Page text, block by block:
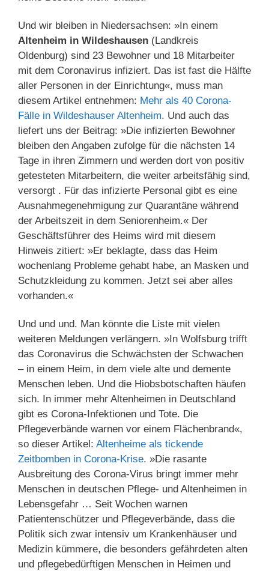
Und wir bleiben in Niedersachsen: »In einem
Altenheim in Wildeshausen (Landkreis
Oldenburg) sind 23 Bewohner und 18 Mitarbeiter
mit dem Coronavirus infiziert. Das ist fast die Hälfte
aller Personen in der Einrichtung«, muss man
diesem Artikel entnehmen: Mehr als 40 Corona-
Fälle in Wildeshauser Altenheim. Und auch das
liefert uns der Beitrag: »Die infizierten Bewohner
bleiben den Angaben zufolge für die nächsten 14
Tage in ihren Zimmern und werden dort von positiv
getesteten Mitarbeitern, die weiter arbeitsfähig sind,
versorgt . Für das infizierte Personal gibt es eine
Ausnahmegenehmigung zur Quarantäne während
der Arbeitszeit in dem Seniorenheim.« Der
Geschäftsführer des Heims wird mit diesem
Hinweis zitiert: »Er beklagte, dass das Heim
wochenlang Probleme gehabt habe, an Masken und
Schutzkleidung zu kommen. Jetzt sei aber alles
vorhanden.«
Und und und. Man könnte die Liste mit vielen
weiteren Meldungen verlängern. »In Wolfsburg trifft
das Coronavirus die Schwächsten der Schwachen
– in einem Heim, in dem viele alte und demente
Menschen leben. Und die Hiobsbotschaften häufen
sich. In immer mehr Altenheimen in Deutschland
gibt es Corona-Infektionen und Tote. Die
Pflegeverbände warnen vor einem Flächenbrand«,
so dieser Artikel: Altenheime als tickende
Zeitbomben in Corona-Krise. »Die rasante
Ausbreitung des Corona-Virus bringt immer mehr
Menschen in deutschen Pflege- und Altenheimen in
Lebensgefahr … Seit Wochen warnen
Patientenschützer und Pflegeverbände, dass die
Politik sich zwar intensiv um Krankenhäuser und
Medizin kümmere, die besonders gefährdeten alten
und pflegebedürftigen Menschen in Heimen und